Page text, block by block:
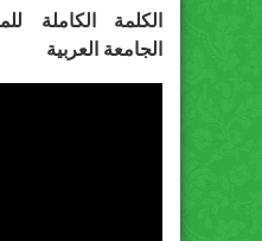
الكلمة الكاملة
الجامعة العربية